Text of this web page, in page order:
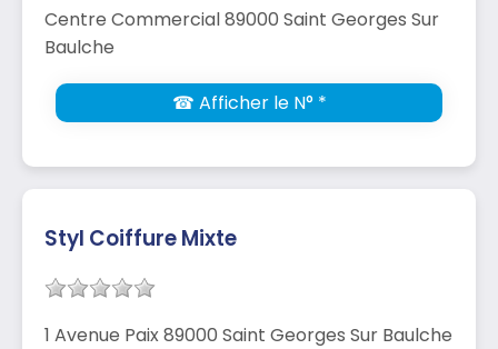
Centre Commercial 89000 Saint Georges Sur
Baulche
☎ Afficher le N° *
Styl Coiffure Mixte
1 Avenue Paix 89000 Saint Georges Sur Baulche